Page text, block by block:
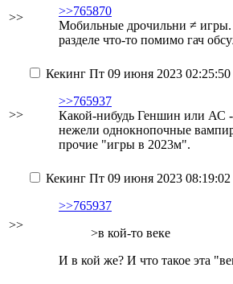
>>
>>765870
Мобильные дрочильни ≠ игры.
разделе что-то помимо гач
>>
Кекинг Пт 09 июня 2023 02:25:50
>>765937
Какой-нибудь Геншин или АС -
нежели однокнопочные
прочие "игры в 2023м".
>>
Кекинг Пт 09 июня 2023 08:19:02
>>765937
>в кой-то веке
И в кой же? И что такое эта